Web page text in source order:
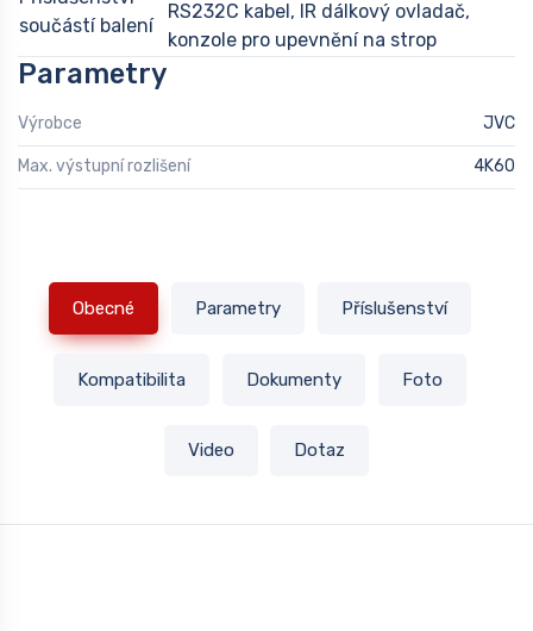
součástí balení
RS232C kabel, IR dálkový ovladač,
konzole pro upevnění na strop
Parametry
Výrobce JVC
Max. výstupní rozlišení 4K60
Obecné Parametry Příslušenství
Kompatibilita Dokumenty Foto
Video Dotaz